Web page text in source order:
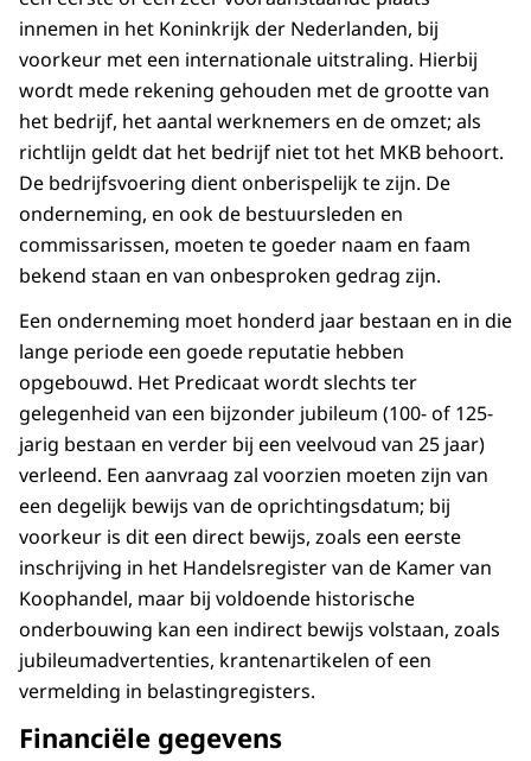
innemen in het Koninkrijk der Nederlanden, bij
voorkeur met een internationale uitstraling. Hierbij
wordt mede rekening gehouden met de grootte van
het bedrijf, het aantal werknemers en de omzet; als
richtlijn geldt dat het bedrijf niet tot het MKB behoort.
De bedrijfsvoering dient onberispelijk te zijn. De
onderneming, en ook de bestuursleden en
commissarissen, moeten te goeder naam en faam
bekend staan en van onbesproken gedrag zijn.
Een onderneming moet honderd jaar bestaan en in die
lange periode een goede reputatie hebben
opgebouwd. Het Predicaat wordt slechts ter
gelegenheid van een bijzonder jubileum (100- of 125-
jarig bestaan en verder bij een veelvoud van 25 jaar)
verleend. Een aanvraag zal voorzien moeten zijn van
een degelijk bewijs van de oprichtingsdatum; bij
voorkeur is dit een direct bewijs, zoals een eerste
inschrijving in het Handelsregister van de Kamer van
Koophandel, maar bij voldoende historische
onderbouwing kan een indirect bewijs volstaan, zoals
jubileumadvertenties, krantenartikelen of een
vermelding in belastingregisters.
Financiële gegevens